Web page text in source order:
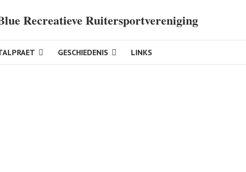
Recreatieve Ruitersportvereniging
GESCHIEDENIS LINKS